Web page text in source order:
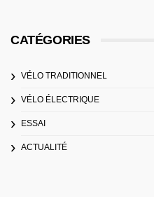
CATÉGORIES
VÉLO TRADITIONNEL
VÉLO ÉLECTRIQUE
ESSAI
ACTUALITÉ